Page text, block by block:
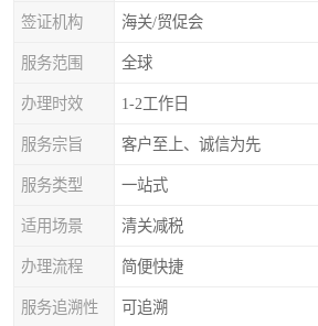
签证机构 海关/贸促会
服务范围 全球
办理时效 1-2工作日
服务宗旨 客户至上、诚信为先
服务类型 一站式
适用场景 清关减税
办理流程 简便快捷
服务追溯性 可追溯